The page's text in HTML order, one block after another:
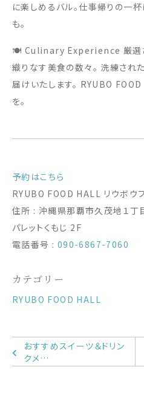
に楽しめるバル。仕事帰りの一杯
も。
🍽 Culinary Experience 厳選さ
織りなす美食の数々。 洗練され
届けいたします。 RYUBO
を。
予約はこちら
RYUBO FOOD HALL リウボウ
住所 : 沖縄県那覇市久茂地１丁
パレットくもじ 2F
電話番号 : 090-6867-7060
カテゴリー
RYUBO FOOD HALL
おすすめスイーツ＆ドリン
クメ…